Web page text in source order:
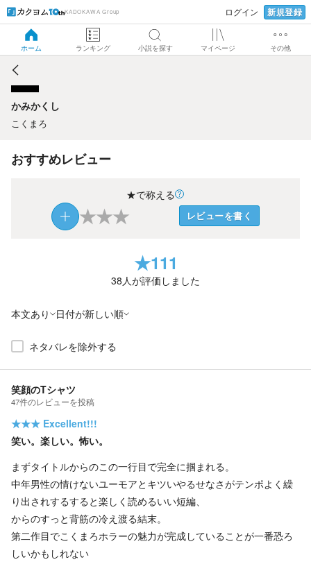
KADOKAWA Group ログイン 新規登録
ホーム ランキング 小説を探す マイページ その他
かみかくし
かみかくし
こくまろ
おすすめレビュー
★で称える
★★★ レビューを書く
★111
38人が評価しました
本文あり 日付が新しい順
ネタバレを除外する
笑顔のTシャツ
47件のレビューを投稿
★★★ Excellent!!!
笑い。楽しい。怖い。
まずタイトルからのこの一行目で完全に掴まれる。
中年男性の情けないユーモアとキツいやるせなさがテンポよく繰
り出されするすると楽しく読めるいい短編、
からのすっと背筋の冷え渡る結末。
第二作目でこくまろホラーの魅力が完成していることが一番恐ろ
しいかもしれない